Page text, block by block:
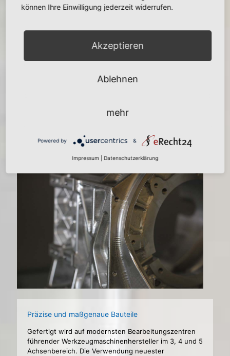
Mechanische Fertigung
Präzise und maßgenaue Bauteile
Gefertigt wird auf modernsten Bearbeitungszentren
führender Werkzeugmaschinenhersteller im 3, 4 und 5
Achsenbereich. Die Verwendung neuester
können Ihre Einwilligung jederzeit widerrufen.
Akzeptieren
Ablehnen
mehr
Powered by &
Impressum Datenschutzerklärung